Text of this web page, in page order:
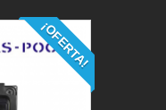
¡OFERTA!